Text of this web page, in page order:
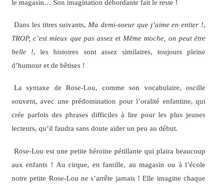
le magasin… Son imagination débordante fait le reste !
Dans les titres suivants, Ma demi-soeur que j’aime en entier !,
TROP, c’est mieux que pas assezet Même moche, on peut être
belle !, les histoires sont assez similaires, toujours pleine
d’humour et de bêtises !
La syntaxe de Rose-Lou, comme son vocabulaire, oscille
souvent, avec une prédomination pour l’oralité enfantine, qui
crée parfois des phrases difficiles à lire pour les plus jeunes
lecteurs, qu’il faudra sans doute aider un peu au début.
Rose-Lou est une petite héroïne pétillante qui plaira beaucoup
aux enfants ! Au cirque, en famille, au magasin ou à l’école
notre petite Rose-Lou ne s’arrête jamais ! Elle imagine chaque